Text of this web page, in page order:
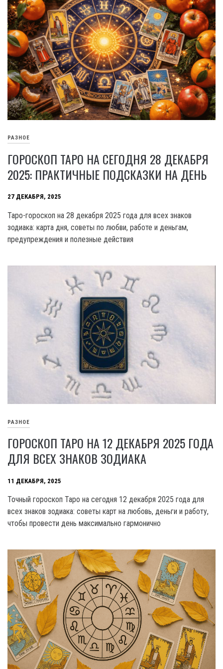
РАЗНОЕ
ГОРОСКОП ТАРО НА СЕГОДНЯ 28 ДЕКАБРЯ
2025: ПРАКТИЧНЫЕ ПОДСКАЗКИ НА ДЕНЬ
27 ДЕКАБРЯ, 2025
Таро-гороскоп на 28 декабря 2025 года для всех знаков
зодиака: карта дня, советы по любви, работе и деньгам,
предупреждения и полезные действия
РАЗНОЕ
ГОРОСКОП ТАРО НА 12 ДЕКАБРЯ 2025 ГОДА
ДЛЯ ВСЕХ ЗНАКОВ ЗОДИАКА
11 ДЕКАБРЯ, 2025
Точный гороскоп Таро на сегодня 12 декабря 2025 года для
всех знаков зодиака: советы карт на любовь, деньги и работу,
чтобы провести день максимально гармонично